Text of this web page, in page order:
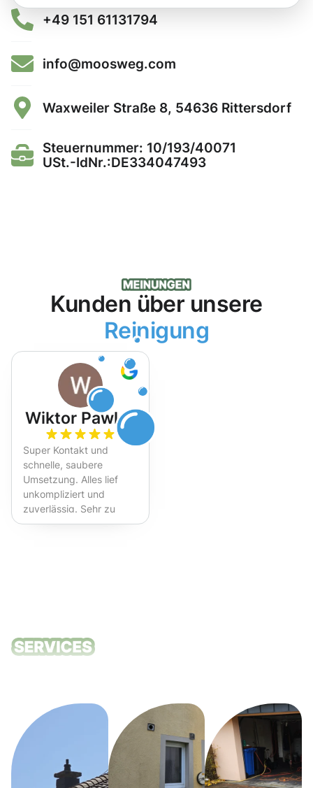
+49 151 61131794
info@moosweg.com
Waxweiler Straße 8, 54636 Rittersdorf
Steuernummer: 10/193/40071
USt.-IdNr.:DE334047493
Kunden über unsere
Reinigung
Wiktor Pawlak
Super Kontakt und
schnelle, saubere
Umsetzung. Alles lief
unkompliziert und
zuverlässig. Sehr zu
empfehlen!